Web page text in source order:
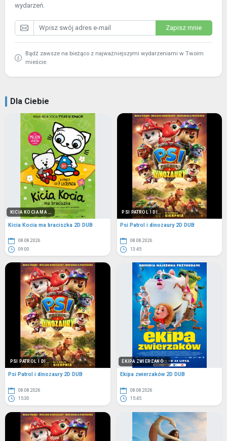
wydarzeń.
Zapisz mnie
Bądź zawsze na bieżąco z najważniejszymi wydarzeniami w Twoim
mieście.
Dla Ciebie
KICIA KOCIA MA ...
Kicia Kocia ma braciszka 2D DUB
08.08.2026
09:00
PSI PATROL I DI...
Psi Patrol i dinozaury 2D DUB
08.08.2026
13:45
PSI PATROL I DI...
Psi Patrol i dinozaury 2D DUB
08.08.2026
15:30
EKIPA ZWIERZAKÓ...
Ekipa zwierzaków 2D DUB
08.08.2026
15:45